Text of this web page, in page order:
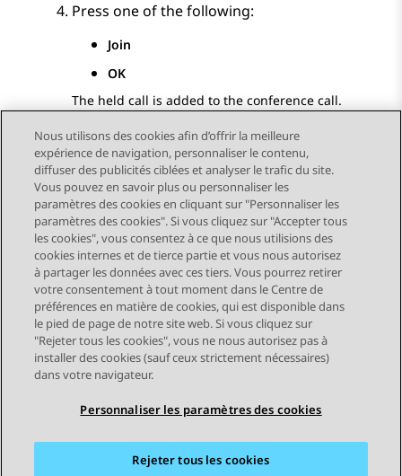
Press one of the following:
Join
OK
The held call is added to the conference call.
Send Feedback
Navigation par sujet
Sujet précédent Sujet suivant
STAY CONNECTED
Conditions d'utilisation
Nous utilisons des cookies afin d’offrir la meilleure
expérience de navigation, personnaliser le contenu,
diffuser des publicités ciblées et analyser le trafic du site.
Vous pouvez en savoir plus ou personnaliser les
paramètres des cookies en cliquant sur "Personnaliser les
paramètres des cookies". Si vous cliquez sur "Accepter tous
les cookies", vous consentez à ce que nous utilisions des
cookies internes et de tierce partie et vous nous autorisez
à partager les données avec ces tiers. Vous pourrez retirer
votre consentement à tout moment dans le Centre de
préférences en matière de cookies, qui est disponible dans
le pied de page de notre site web. Si vous cliquez sur
"Rejeter tous les cookies", vous ne nous autorisez pas à
installer des cookies (sauf ceux strictement nécessaires)
dans votre navigateur.
Personnaliser les paramètres des cookies
Rejeter tous les cookies